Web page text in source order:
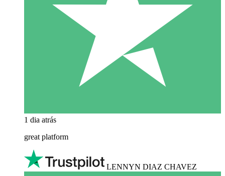
1 dia atrás
great platform
LENNYN DIAZ CHAVEZ